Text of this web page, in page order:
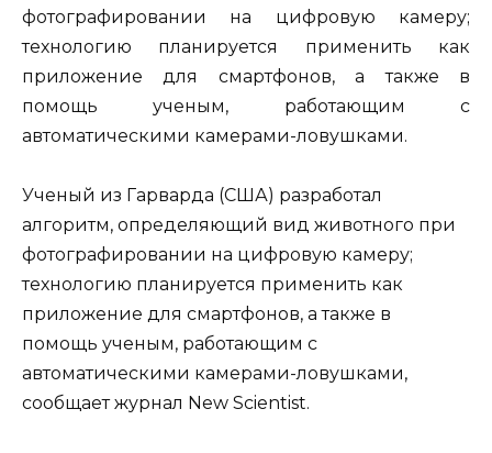
фотографировании на цифровую камеру;
технологию планируется применить как
приложение для смартфонов, а также в
помощь ученым, работающим с
автоматическими камерами-ловушками.
Ученый из Гарварда (США) разработал
алгоритм, определяющий вид животного при
фотографировании на цифровую камеру;
технологию планируется применить как
приложение для смартфонов, а также в
помощь ученым, работающим с
автоматическими камерами-ловушками,
сообщает журнал New Scientist.